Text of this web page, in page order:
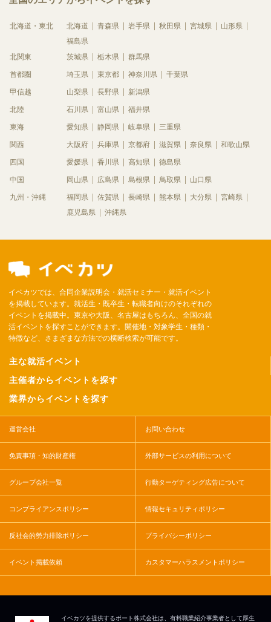
北海道・東北 北海道 青森県 岩手県 秋田県 宮城県
山形県
福島県
北関東
茨城県 栃木県 群馬県
首都圏 埼玉県 東京都 神奈川県 千葉県
甲信越 山梨県 長野県 新潟県
北陸 石川県 富山県 福井県
東海 愛知県 静岡県 岐阜県 三重県
関西 大阪府 兵庫県 京都府 滋賀県 奈良県 和歌山県
四国 愛媛県 香川県 高知県 徳島県
中国 岡山県 広島県 島根県 鳥取県 山口県
九州・沖縄 福岡県 佐賀県 長崎県 熊本県 大分県
宮崎県
鹿児島県
沖縄県
イベカツでは、合同企業説明会・就活セミナー・就活イベント
を掲載しています。就活生・既卒生・転職者向けのそれぞれの
イベントを掲載中。東京や大阪、名古屋はもちろん、全国の就
活イベントを探すことができます。開催地・対象学生・種類・
特徴など、さまざまな方法での横断検索が可能です。
主な就活イベント
主催者からイベントを探す
業界からイベントを探す
運営会社 お問い合わせ
免責事項・知的財産権 外部サービスの利用について
グループ会社一覧 行動ターゲティング広告について
コンプライアンスポリシー 情報セキュリティポリシー
反社会的勢力排除ポリシー プライバシーポリシー
イベント掲載依頼 カスタマーハラスメントポリシー